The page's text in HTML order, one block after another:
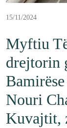
15/11/2024
Myftiu
drejtorin
Nouri
Kuvajtit,